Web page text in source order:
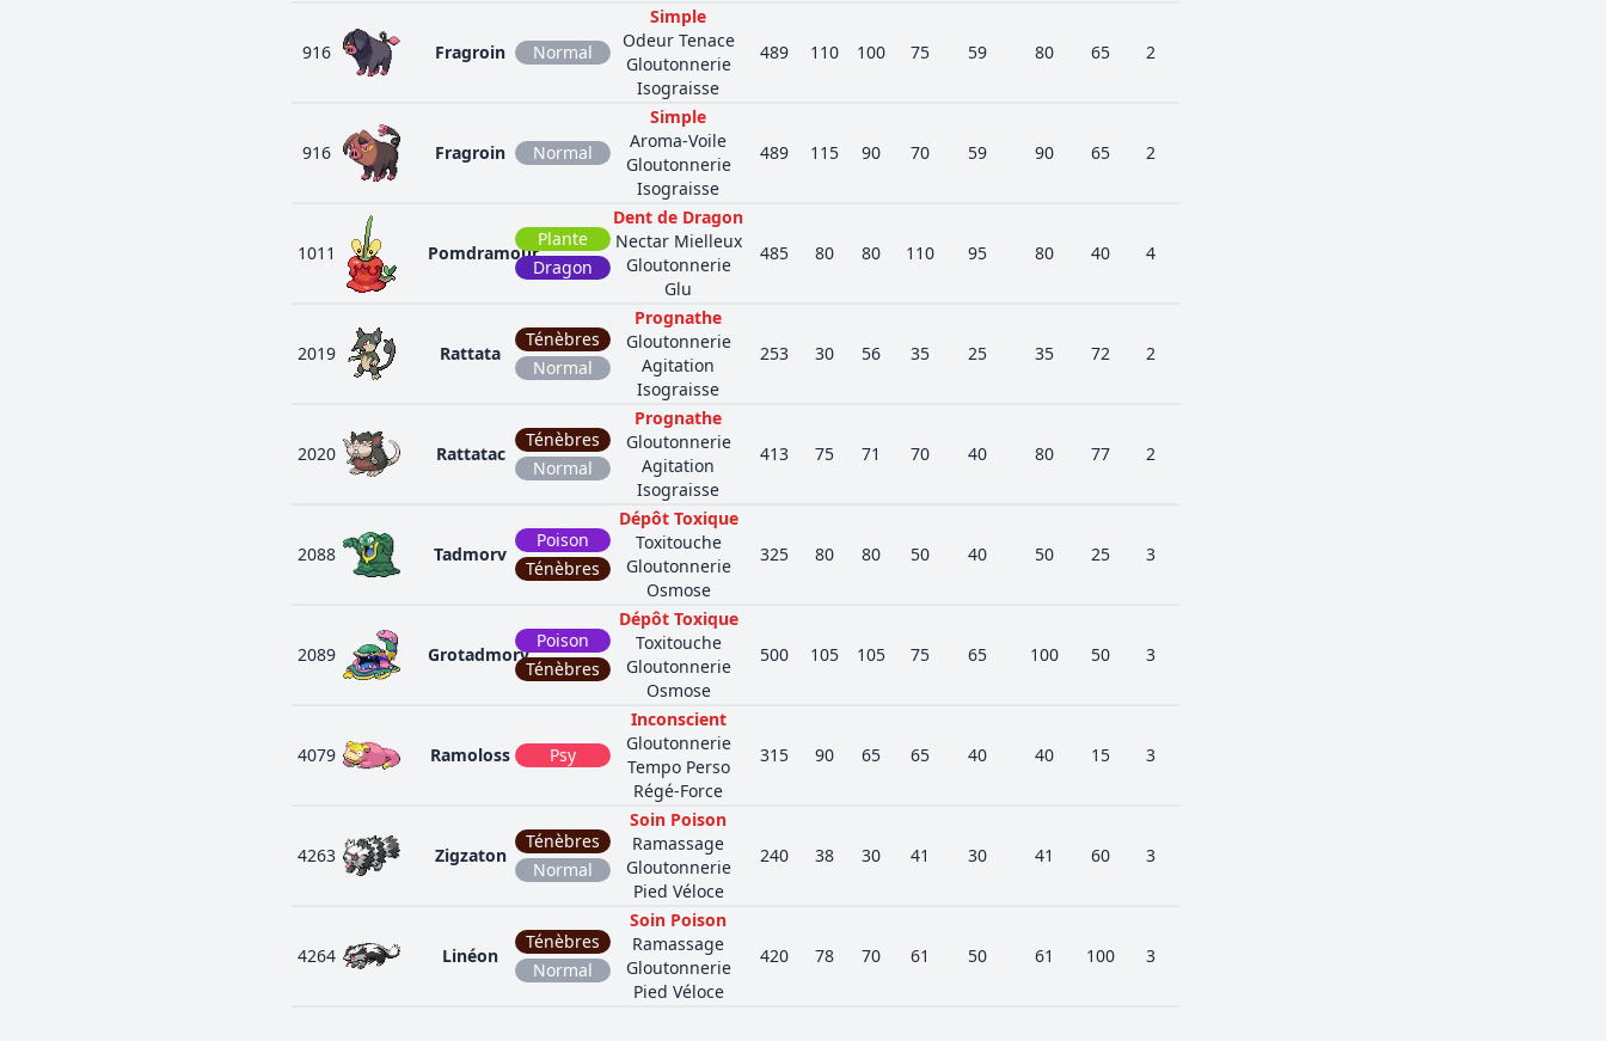
916 Fragroin Normal
Simple
Odeur Tenace
Gloutonnerie
Isograisse
489 110 100 75 59 80 65 2
916 Fragroin Normal
Simple
Aroma-Voile
Gloutonnerie
Isograisse
489 115 90 70 59 90 65 2
1011 Pomdramour
Plante
Dragon
Dent de Dragon
Nectar Mielleux
Gloutonnerie
Glu
485 80 80 110 95 80 40 4
2019 Rattata
Ténèbres
Normal
Prognathe
Gloutonnerie
Agitation
Isograisse
253 30 56 35 25 35 72 2
2020 Rattatac
Ténèbres
Normal
Prognathe
Gloutonnerie
Agitation
Isograisse
413 75 71 70 40 80 77 2
2088 Tadmorv
Poison
Ténèbres
Dépôt Toxique
Toxitouche
Gloutonnerie
Osmose
325 80 80 50 40 50 25 3
2089 Grotadmorv
Poison
Ténèbres
Dépôt Toxique
Toxitouche
Gloutonnerie
Osmose
500 105 105 75 65 100 50 3
4079 Ramoloss Psy
Inconscient
Gloutonnerie
Tempo Perso
Régé-Force
315 90 65 65 40 40 15 3
4263 Zigzaton
Ténèbres
Normal
Soin Poison
Ramassage
Gloutonnerie
Pied Véloce
240 38 30 41 30 41 60 3
4264 Linéon
Ténèbres
Normal
Soin Poison
Ramassage
Gloutonnerie
Pied Véloce
420 78 70 61 50 61 100 3